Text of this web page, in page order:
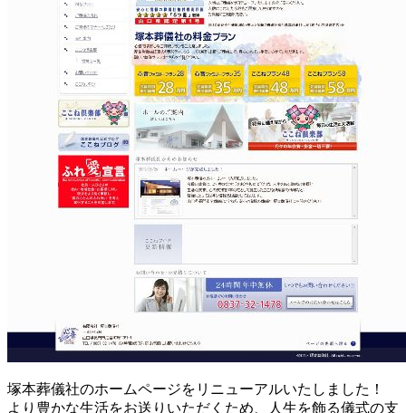
塚本葬儀社のホームページをリニューアルいたしました！
より豊かな生活をお送りいただくため、人生を飾る儀式の支